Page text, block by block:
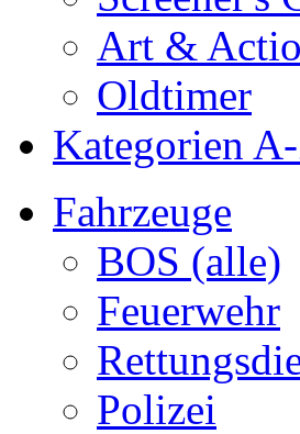
Art &
Oldtimer
Kategorien
Fahrzeuge
BOS (alle)
Feuerwehr
Polizei